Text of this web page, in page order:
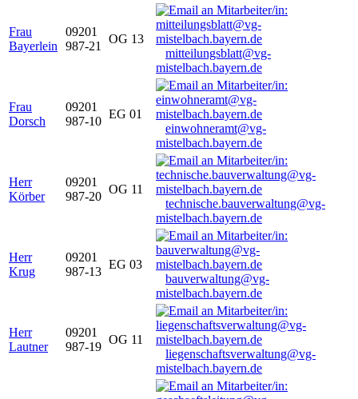
Frau
Bayerlein
09201
987-21
OG 13
mitteilungsblatt@vg-
mistelbach.bayern.de
Frau
Dorsch
09201
987-10
EG 01
einwohneramt@vg-
mistelbach.bayern.de
Herr
Körber
09201
987-20
OG 11
technische.bauverwaltung@vg-
mistelbach.bayern.de
Herr
Krug
09201
987-13
EG 03
bauverwaltung@vg-
mistelbach.bayern.de
Herr
Lautner
09201
987-19
OG 11
liegenschaftsverwaltung@vg-
mistelbach.bayern.de